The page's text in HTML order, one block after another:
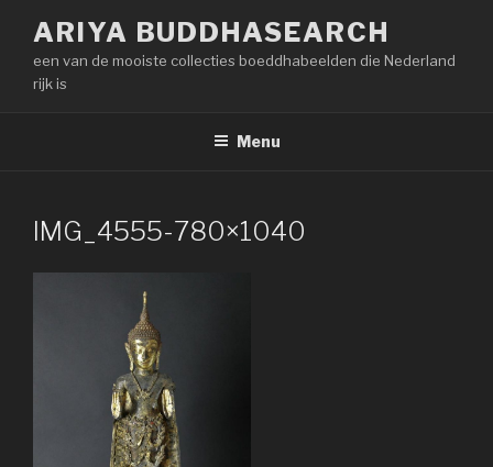
inhoud
springen
ARIYA BUDDHASEARCH
een van de mooiste collecties boeddhabeelden die Nederland
rijk is
Menu
IMG_4555-780×1040